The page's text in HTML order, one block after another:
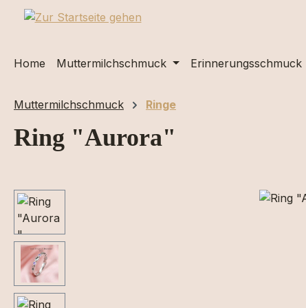
Hauptinhalt springen
Zur Suche springen
Zur Hauptnavigation springen
Home Muttermilchschmuck Erinnerungsschmuck
Muttermilchschmuck Ringe
Ring "Aurora"
Bildergalerie überspringen